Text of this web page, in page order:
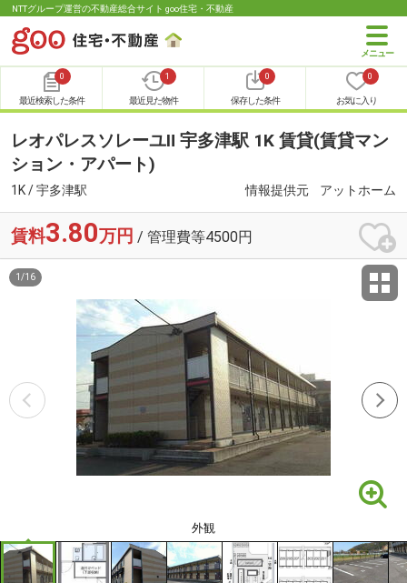
NTTグループ運営の不動産総合サイト goo住宅・不動産
0
最近検索した条件
1
最近見た物件
0
保存した条件
0
お気に入り
レオパレスソレーユⅡ 宇多津駅 1K 賃貸(賃貸マン
ション・アパート)
1K / 宇多津駅 情報提供元 アットホーム
賃料3.80万円 / 管理費等4500円
外観
1 /16